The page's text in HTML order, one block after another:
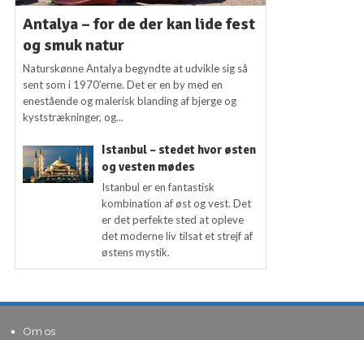
Antalya – for de der kan lide fest
og smuk natur
Naturskønne Antalya begyndte at udvikle sig så
sent som i 1970’erne. Det er en by med en
enestående og malerisk blanding af bjerge og
kyststrækninger, og...
Istanbul – stedet hvor østen
og vesten mødes
Istanbul er en fantastisk
kombination af øst og vest. Det
er det perfekte sted at opleve
det moderne liv tilsat et strejf af
østens mystik.
Om os